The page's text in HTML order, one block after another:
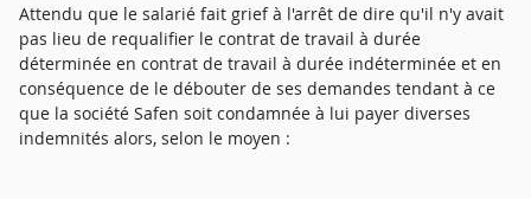
Attendu que le salarié fait grief à l'arrêt de dire qu'il n'y avait
pas lieu de requalifier le contrat de travail à durée
déterminée en contrat de travail à durée indéterminée et en
conséquence de le débouter de ses demandes tendant à ce
que la société Safen soit condamnée à lui payer diverses
indemnités alors, selon le moyen :